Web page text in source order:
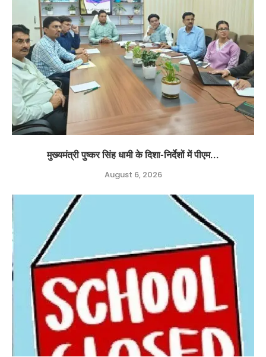
मुख्यमंत्री पुष्कर सिंह धामी के दिशा-निर्देशों में पीएम...
August 6, 2026